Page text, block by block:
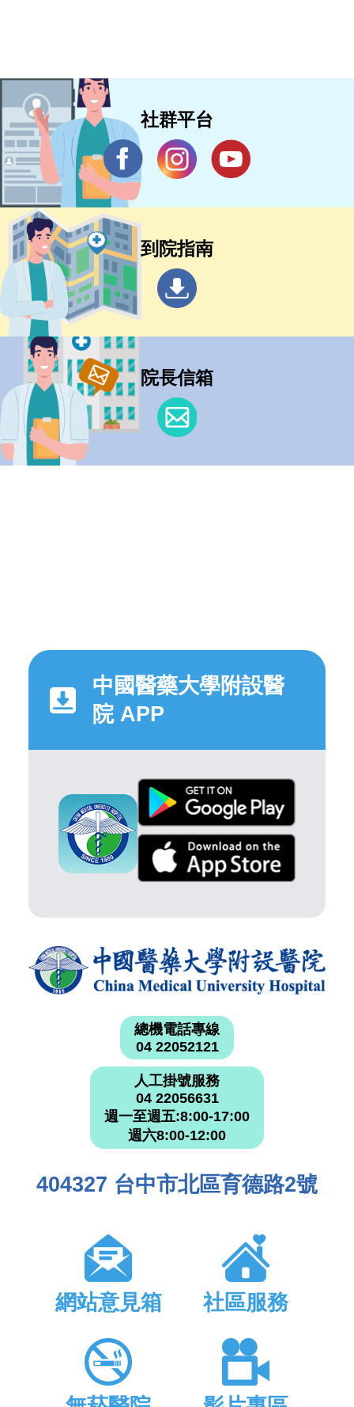
社群平台
到院指南
院長信箱
中國醫藥大學附設醫
院 APP
總機電話專線
04 22052121
人工掛號服務
04 22056631
週一至週五:8:00-17:00
週六8:00-12:00
404327 台中市北區育德路2號
網站意見箱 社區服務